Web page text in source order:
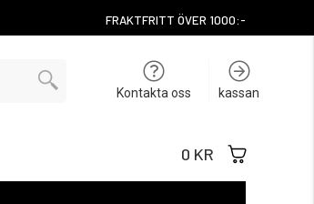
FRAKTFRITT ÖVER 1000:-
Kontakta oss kassan
0 KR